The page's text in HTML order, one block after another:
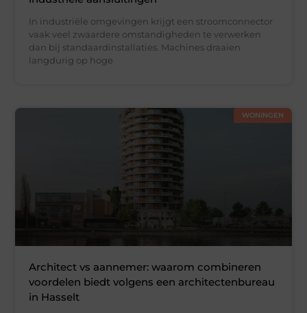
In industriële omgevingen krijgt een stroomconnector
vaak veel zwaardere omstandigheden te verwerken
dan bij standaardinstallaties. Machines draaien
langdurig op hoge
WONINGEN
Architect vs aannemer: waarom combineren
voordelen biedt volgens een architectenbureau
in Hasselt